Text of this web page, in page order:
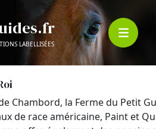
LABELLISÉES
Chambord, la Ferme du Petit
de race américaine, Paint et